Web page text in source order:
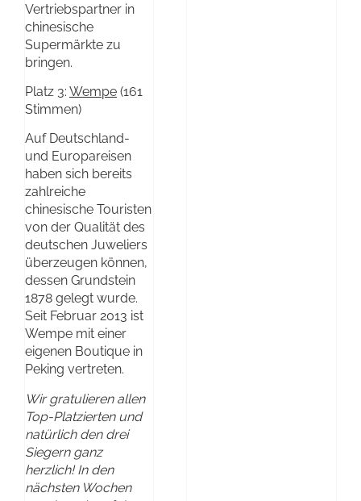
Vertriebspartner in
chinesische
Supermärkte zu
bringen.
Platz 3: Wempe (161
Stimmen)
Auf Deutschland-
und Europareisen
haben sich bereits
zahlreiche
chinesische Touristen
von der Qualität des
deutschen Juweliers
überzeugen können,
dessen Grundstein
1878 gelegt wurde.
Seit Februar 2013 ist
Wempe mit einer
eigenen Boutique in
Peking vertreten.
Wir gratulieren allen
Top-Platzierten und
natürlich den drei
Siegern ganz
herzlich! In den
nächsten Wochen